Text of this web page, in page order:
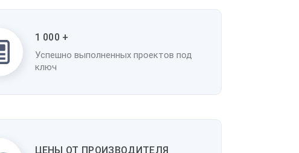
1 000 +
Успешно выполненных проектов под
ключ
ЦЕНЫ ОТ ПРОИЗВОДИТЕЛЯ